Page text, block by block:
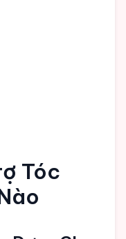
Tóc